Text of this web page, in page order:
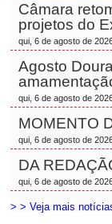
Câmara
projetos do
qui, 6 de agosto de
Agosto
qui, 6 de agosto de
MOMENTO
qui, 6 de agosto de
DA
qui, 6 de agosto de
> > Veja mais